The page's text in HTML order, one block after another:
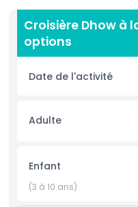
a two-hour dinner cruise
addition to that this
attractions for visitors
lightning skyscrapers
Marina Dhow Cruise
for tourists. It includes
vegetarian food.
Marina and enjoy gentle
background music. There
known as Tanura Dance
Croisière Dhow à
options
Date de l'activité
Adulte
Enfant
(3 à 10 ans)